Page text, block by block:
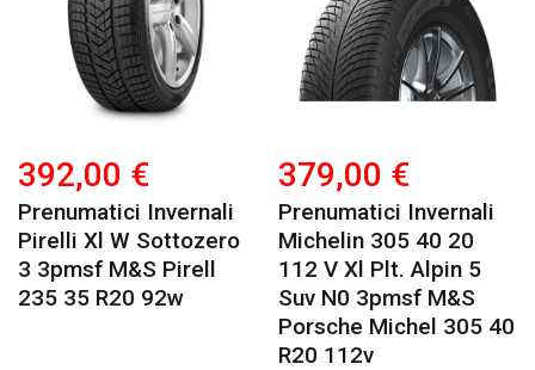
392,00 €
Prenumatici Invernali
Pirelli Xl W Sottozero
3 3pmsf M&s Pirell
235 35 R20 92w
379,00 €
Prenumatici Invernali
Michelin 305 40 20
112 V Xl Plt. Alpin 5
Suv N0 3pmsf M&s
Porsche Michel 305 40
R20 112v